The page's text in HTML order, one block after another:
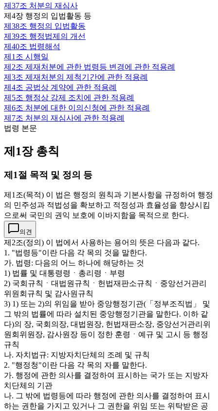
제37조 처분의 재심사
제4장 행정의 입법활동 등
제38조 행정의 입법활동
제39조 행정법제의 개선
제40조 법령해석
제1조 시행일
제2조 제재처분에 관한 법령등 변경에 관한 적용례
제3조 제재처분의 제척기간에 관한 적용례
제4조 공법상 계약에 관한 적용례
제5조 행정상 강제 조치에 관한 적용례
제6조 처분에 대한 이의신청에 관한 적용례
제7조 처분의 재심사에 관한 적용례
법령 본문
제1장 총칙
제1절 목적 및 정의 등
제1조(목적) 이 법은 행정의 원칙과 기본사항을 규정하여 행정
의 민주성과 적법성을 확보하고 적정성과 효율성을 향상시킴
으로써 국민의 권익 보호에 이바지함을 목적으로 한다.
의견
제2조(정의) 이 법에서 사용하는 용어의 뜻은 다음과 같다.
1. "법령등"이란 다음 각 목의 것을 말한다.
가. 법령: 다음의 어느 하나에 해당하는 것
1) 법률 및 대통령령ㆍ총리령ㆍ부령
2) 국회규칙ㆍ대법원규칙ㆍ헌법재판소규칙ㆍ중앙선거관리
위원회규칙 및 감사원규칙
3) 1) 또는 2)의 위임을 받아 중앙행정기관(「정부조직법」 및
그 밖의 법률에 따라 설치된 중앙행정기관을 말한다. 이하 같
다)의 장, 국회의장, 대법원장, 헌법재판소장, 중앙선거관리위
원회위원장, 감사원장 등이 정한 훈령ㆍ예규 및 고시 등 행정
규칙
나. 자치법규: 지방자치단체의 조례 및 규칙
2. "행정청"이란 다음 각 목의 자를 말한다.
가. 행정에 관한 의사를 결정하여 표시하는 국가 또는 지방자
치단체의 기관
나. 그 밖에 법령등에 따라 행정에 관한 의사를 결정하여 표시
하는 권한을 가지고 있거나 그 권한을 위임 또는 위탁받은 공